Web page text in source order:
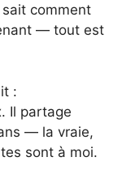
comment
— tout est
:
Il partage
— la vraie,
sont à moi.